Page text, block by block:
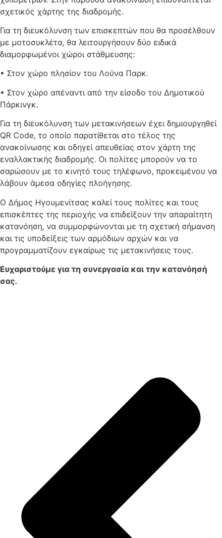
σχετικός χάρτης της διαδρομής.
Για τη διευκόλυνση των επισκεπτών που θα προσέλθουν
με μοτοσυκλέτα, θα λειτουργήσουν δύο ειδικά
διαμορφωμένοι χώροι στάθμευσης:
• Στον χώρο πλησίον του Λούνα Παρκ.
• Στον χώρο απέναντι από την είσοδο του Δημοτικού
Πάρκινγκ.
Για τη διευκόλυνση των μετακινήσεων έχει δημιουργηθεί
QR Code, το οποίο παρατίθεται στο τέλος της
ανακοίνωσης και οδηγεί απευθείας στον χάρτη της
εναλλακτικής διαδρομής. Οι πολίτες μπορούν να το
σαρώσουν με το κινητό τους τηλέφωνο, προκειμένου να
λάβουν άμεσα οδηγίες πλοήγησης.
Ο Δήμος Ηγουμενίτσας καλεί τους πολίτες και τους
επισκέπτες της περιοχής να επιδείξουν την απαραίτητη
κατανόηση, να συμμορφώνονται με τη σχετική σήμανση
και τις υποδείξεις των αρμόδιων αρχών και να
προγραμματίζουν εγκαίρως τις μετακινήσεις τους.
Ευχαριστούμε για τη συνεργασία και την κατανόησή
σας.